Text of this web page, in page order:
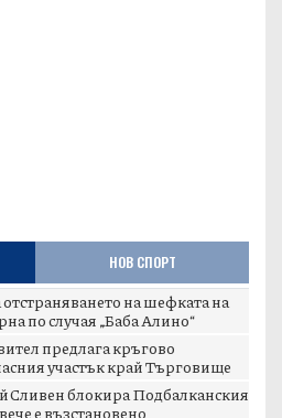
НОВ СПОРТ
отстраняването на шефката на
по случая „Баба Алино“
предлага кръгово
участък край Търговище
Сливен блокира Подбалканския
е възстановено